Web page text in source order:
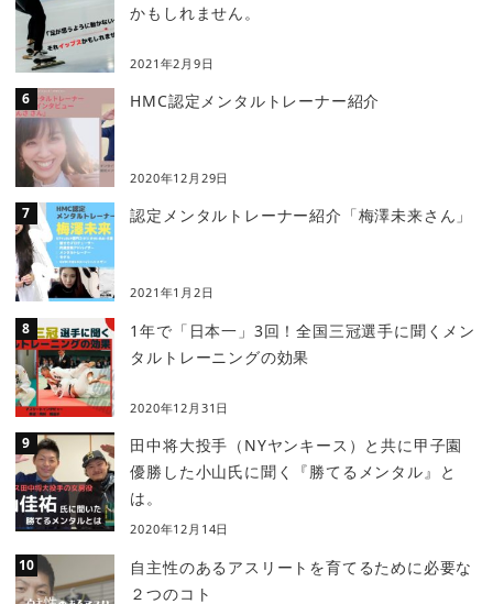
かもしれません。
2021年2月9日
HMC認定メンタルトレーナー紹介
2020年12月29日
認定メンタルトレーナー紹介「梅澤未来さん」
2021年1月2日
1年で「日本一」3回！全国三冠選手に聞くメン
タルトレーニングの効果
2020年12月31日
田中将大投手（NYヤンキース）と共に甲子園
優勝した小山氏に聞く『勝てるメンタル』と
は。
2020年12月14日
自主性のあるアスリートを育てるために必要な
２つのコト